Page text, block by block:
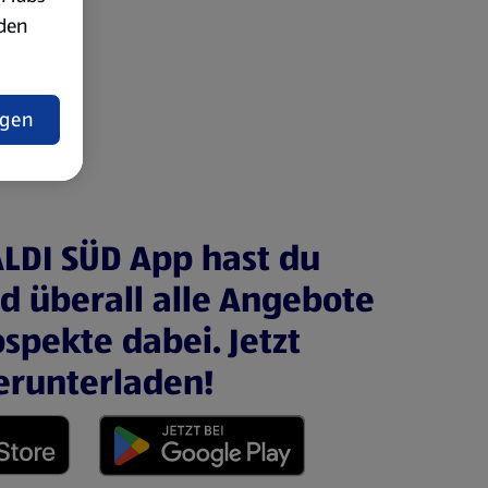
SÜD App hast du
überall alle Angebote
dabei. Jetzt